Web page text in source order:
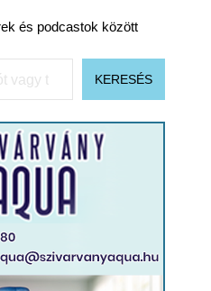
és podcastok között
KERESÉS